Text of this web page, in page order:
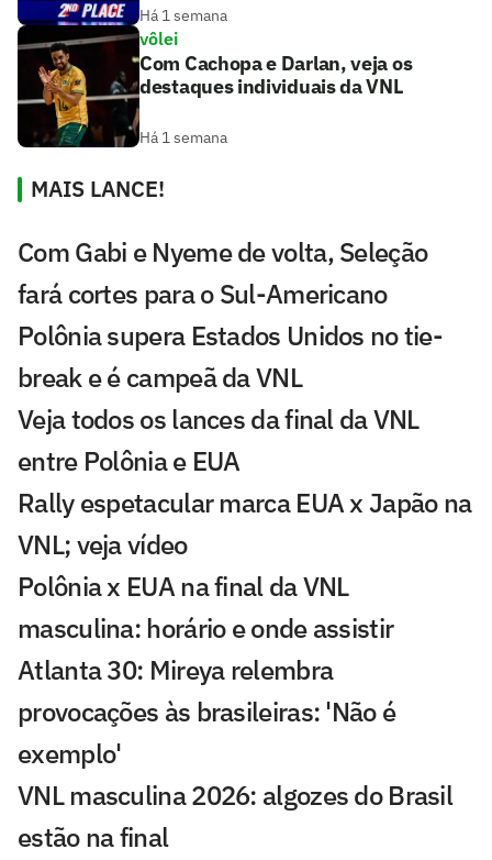
Há 1 semana
vôlei
Com Cachopa e Darlan, veja os
destaques individuais da VNL
Há 1 semana
MAIS LANCE!
Com Gabi e Nyeme de volta, Seleção
fará cortes para o Sul-Americano
Polônia supera Estados Unidos no tie-
break e é campeã da VNL
Veja todos os lances da final da VNL
entre Polônia e EUA
Rally espetacular marca EUA x Japão na
VNL; veja vídeo
Polônia x EUA na final da VNL
masculina: horário e onde assistir
Atlanta 30: Mireya relembra
provocações às brasileiras: 'Não é
exemplo'
VNL masculina 2026: algozes do Brasil
estão na final